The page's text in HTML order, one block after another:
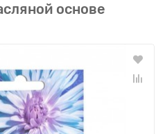
основе